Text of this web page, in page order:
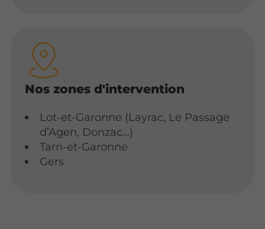
Nos zones d'intervention
Lot-et-Garonne (Layrac, Le Passage
d’Agen, Donzac...)
Tarn-et-Garonne
Gers